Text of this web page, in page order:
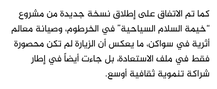
كما تم الاتفاق على إطلاق نسخة جديدة من مشروع
“خيمة السلام السياحية” في الخرطوم، وصيانة معالم
أثرية في سواكن، ما يعكس أن الزيارة لم تكن محصورة
فقط في ملف الاستعادة، بل جاءت أيضاً في إطار
شراكة تنموية ثقافية أوسع.